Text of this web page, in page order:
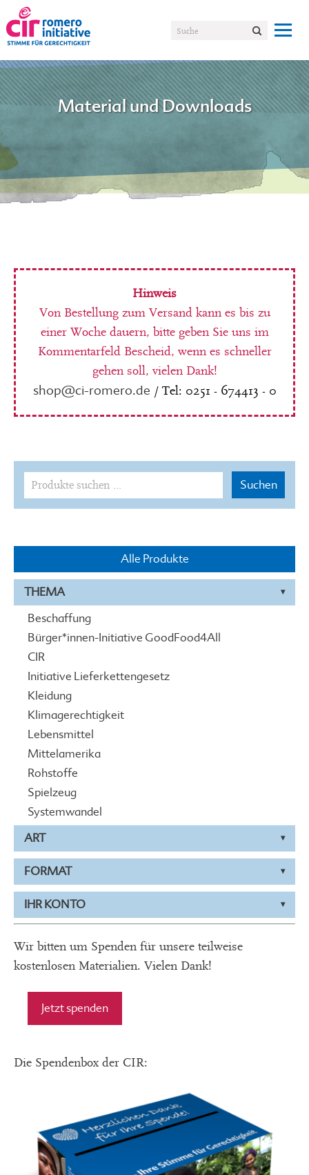
Material und Downloads
Hinweis
Von Bestellung zum Versand kann es bis zu
einer Woche dauern, bitte geben Sie uns im
Kommentarfeld Bescheid, wenn es schneller
gehen soll, vielen Dank!
shop@ci-romero.de / Tel: 0251 - 674413 - 0
Suchen
nach:
Suchen
Alle Produkte
THEMA
Beschaffung
Bürger*innen-Initiative GoodFood4All
CIR
Initiative Lieferkettengesetz
Kleidung
Klimagerechtigkeit
Lebensmittel
Mittelamerika
Rohstoffe
Spielzeug
Systemwandel
ART
FORMAT
IHR KONTO
Wir bitten um Spenden für unsere teilweise
kostenlosen Materialien. Vielen Dank!
Jetzt spenden
Die Spendenbox der CIR: